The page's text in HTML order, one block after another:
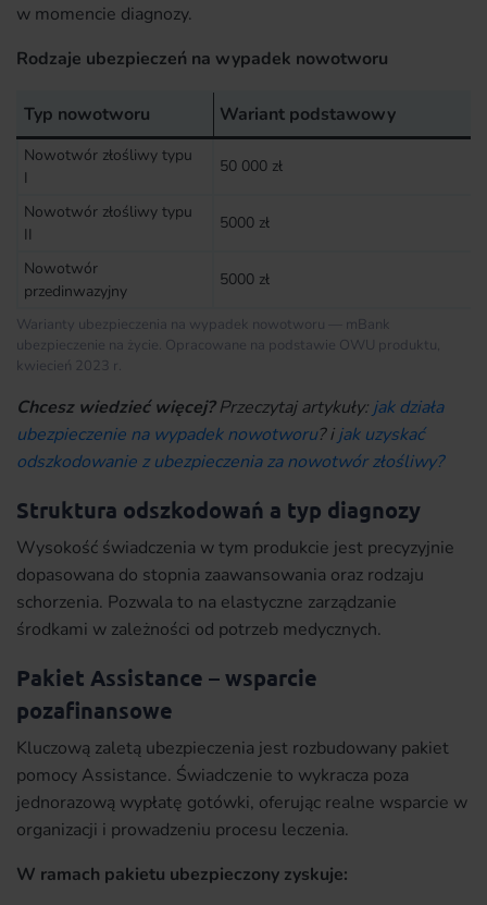
w momencie diagnozy.
Rodzaje ubezpieczeń na wypadek nowotworu
Typ nowotworu Wariant podstawowy
Nowotwór złośliwy typu
I
50 000 zł
Nowotwór złośliwy typu
II
5000 zł
Nowotwór
przedinwazyjny
5000 zł
Warianty ubezpieczenia na wypadek nowotworu — mBank
ubezpieczenie na życie. Opracowane na podstawie OWU produktu,
kwiecień 2023 r.
Chcesz wiedzieć więcej?Przeczytaj artykuły: jak działa
ubezpieczenie na wypadek nowotworu? ijak uzyskać
odszkodowanie z ubezpieczenia za nowotwór złośliwy?
Struktura odszkodowań a typ diagnozy
Wysokość świadczenia w tym produkcie jest precyzyjnie
dopasowana do stopnia zaawansowania oraz rodzaju
schorzenia. Pozwala to na elastyczne zarządzanie
środkami w zależności od potrzeb medycznych.
Pakiet Assistance – wsparcie
pozafinansowe
Kluczową zaletą ubezpieczenia jest rozbudowany pakiet
pomocy Assistance. Świadczenie to wykracza poza
jednorazową wypłatę gotówki, oferując realne wsparcie w
organizacji i prowadzeniu procesu leczenia.
W ramach pakietu ubezpieczony zyskuje: